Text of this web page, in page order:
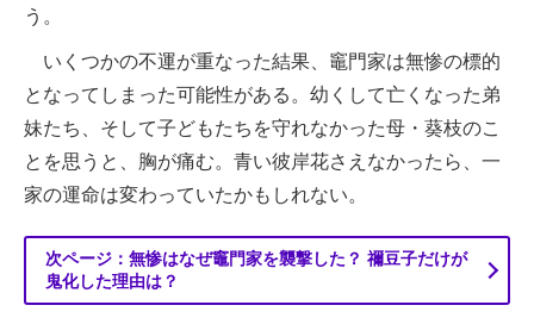
う。
いくつかの不運が重なった結果、竈門家は無惨の標的
となってしまった可能性がある。幼くして亡くなった弟
妹たち、そして子どもたちを守れなかった母・葵枝のこ
とを思うと、胸が痛む。青い彼岸花さえなかったら、一
家の運命は変わっていたかもしれない。
次ページ：無惨はなぜ竈門家を襲撃した？ 禰豆子だけが
鬼化した理由は？